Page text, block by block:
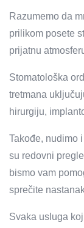
Razumemo da
prilikom posete
prijatnu
Stomatološka
tretmana
hirurgiju,
Takođe, nudimo
su redovni
bismo vam
sprečite
Svaka usluga